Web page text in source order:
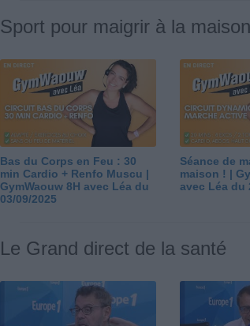
Sport pour maigrir à la maison
Bas du Corps en Feu : 30
min Cardio + Renfo Muscu |
GymWaouw 8H avec Léa du
03/09/2025
Séance de
maison ! |
avec Léa du
Le Grand direct de la santé